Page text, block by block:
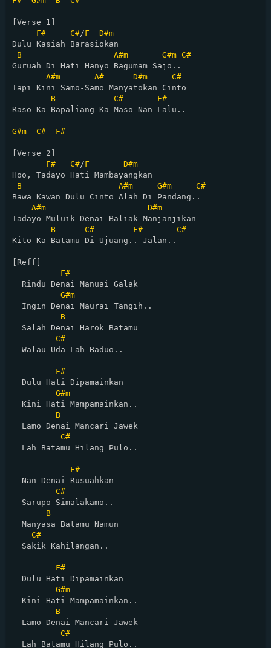
[Verse 1]
F#
C#/F
D#m
Dulu Kasiah Barasiokan
B
A#m G#m C#
Guruah Di Hati Hanyo Bagumam Sajo..
A#m
A# D#m
C#
Tapi Kini Samo-Samo Manyatokan Cinto
B
C#
F#
Raso Ka Bapaliang Ka Maso Nan Lalu..
G#m C# F#
[Verse 2]
F#
C#/F
D#m
Hoo, Tadayo Hati Mambayangkan
B
A#m G#m
C#
Bawa Kawan Dulu Cinto Alah Di Pandang..
A#m
D#m
Tadayo Muluik Denai Baliak Manjanjikan
B
C# F#
C#
Kito Ka Batamu Di Ujuang.. Jalan..
[Reff]
F#
  Rindu Denai Manuai Galak
G#m
  Ingin Denai Maurai Tangih..
B
  Salah Denai Harok Batamu
C#
  Walau Uda Lah Baduo..
F#
  Dulu Hati Dipamainkan
G#m
  Kini Hati Mampamainkan..
B
  Lamo Denai Mancari Jawek
C#
  Lah Batamu Hilang Pulo..
F#
  Nan Denai Rusuahkan
C#
  Sarupo Simalakamo..
B
  Manyasa Batamu Namun
C#
  Sakik Kahilangan..
F#
  Dulu Hati Dipamainkan
G#m
  Kini Hati Mampamainkan..
B
  Lamo Denai Mancari Jawek
C#
  Lah Batamu Hilang Pulo..